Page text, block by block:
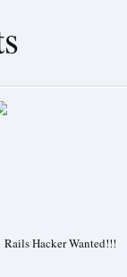
Rails Hacker Wanted!!!